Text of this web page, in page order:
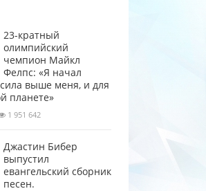
23-кратный
олимпийский
чемпион Майкл
Фелпс: «Я начал
выше меня, и для
планете»
1 951 642
Джастин Бибер
выпустил
евангельский сборник
песен.